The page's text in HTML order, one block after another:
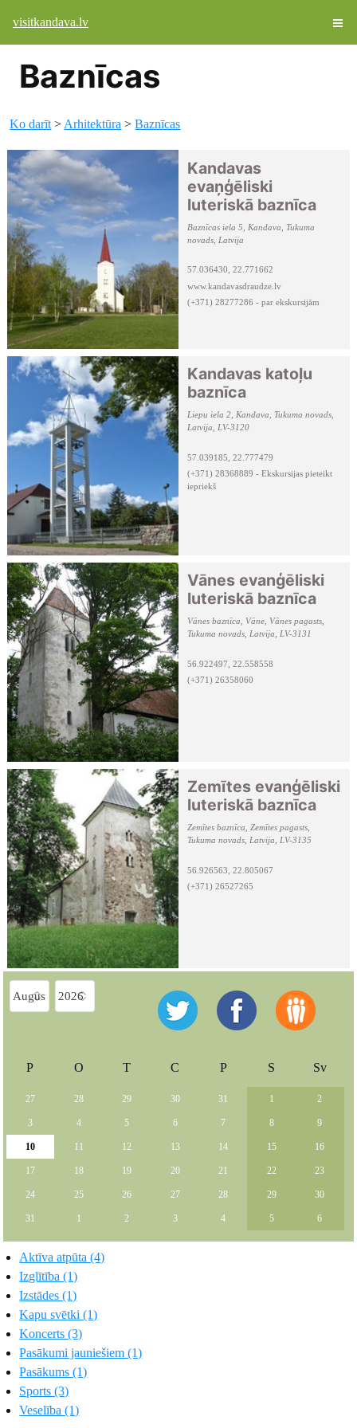
visitkandava.lv
Baznīcas
Ko darīt > Arhitektūra >Baznīcas
Kandavas
evaņģēliski
luteriskā baznīca
Baznīcas iela 5, Kandava, Tukuma
novads, Latvija
57.036430, 22.771662
www.kandavasdraudze.lv
(+371) 28277286 - par ekskursijām
Kandavas katoļu
baznīca
Liepu iela 2, Kandava, Tukuma novads,
Latvija, LV-3120
57.039185, 22.777479
(+371) 28368889 - Ekskursijas pieteikt
iepriekš
Vānes evanģēliski
luteriskā baznīca
Vānes baznīca, Vāne, Vānes pagasts,
Tukuma novads, Latvija, LV-3131
56.922497, 22.558558
(+371) 26358060
Zemītes evanģēliski
luteriskā baznīca
Zemītes baznīca, Zemītes pagasts,
Tukuma novads, Latvija, LV-3135
56.926563, 22.805067
(+371) 26527265
P O T C P S Sv
27 28 29 30 31 1 2
3 4 5 6 7 8 9
10 11 12 13 14 15 16
17 18 19 20 21 22 23
24 25 26 27 28 29 30
31 1 2 3 4 5 6
Aktīva atpūta (4)
Izglītība (1)
Izstādes (1)
Kapu svētki (1)
Koncerts (3)
Pasākumi jauniešiem (1)
Pasākums (1)
Sports (3)
Veselība (1)